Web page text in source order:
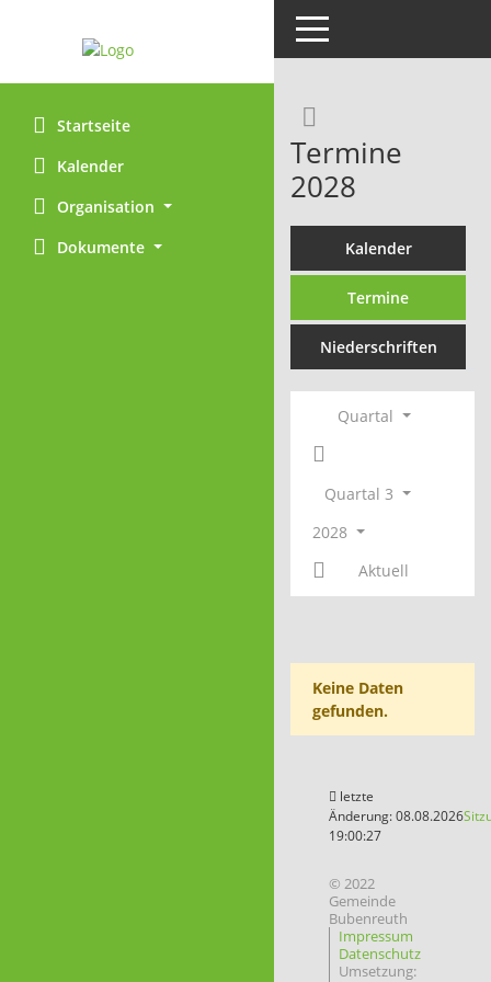
Startseite
Kalender
Organisation
Dokumente
Toggle navigation
Termine
2028
Kalender
Termine
Niederschriften
Quartal
Quartal 3
2028
Aktuell
Keine Daten
gefunden.
letzte
Änderung: 08.08.2026
19:00:27
© 2022
Gemeinde
Bubenreuth
Impressum
Datenschutz
Umsetzung: